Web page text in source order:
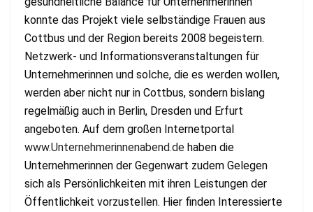
konnte das Projekt viele selbständige Frauen aus
Cottbus und der Region bereits 2008 begeistern.
Netzwerk- und Informationsveranstaltungen für
Unternehmerinnen und solche, die es werden wollen,
werden aber nicht nur in Cottbus, sondern bislang
regelmäßig auch in Berlin, Dresden und Erfurt
angeboten. Auf dem großen Internetportal
www.Unternehmerinnenabend.de haben die
Unternehmerinnen der Gegenwart zudem Gelegen
sich als Persönlichkeiten mit ihren Leistungen der
Öffentlichkeit vorzustellen. Hier finden Interessierte